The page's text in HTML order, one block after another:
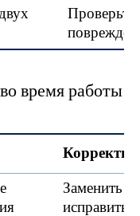
время работы
Заменить
исправить